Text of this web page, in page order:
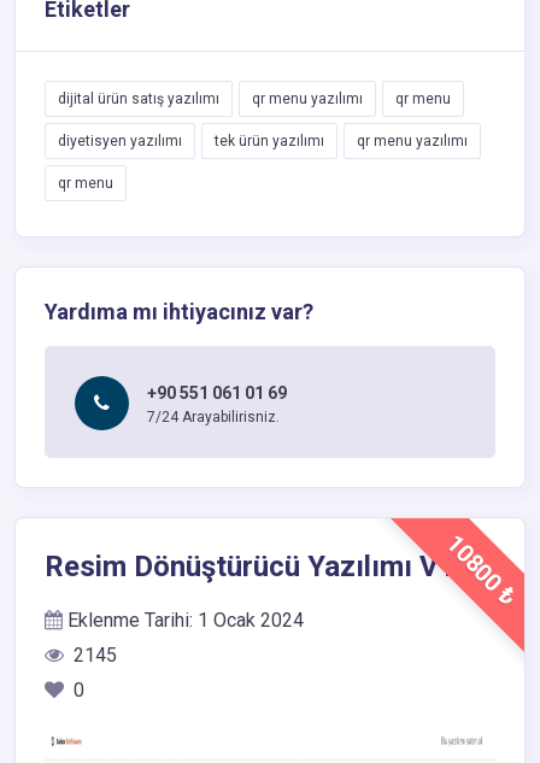
Etiketler
dijital ürün satış yazılımı qr menu yazılımı qr menu
diyetisyen yazılımı tek ürün yazılımı qr menu yazılımı
qr menu
Yardıma mı ihtiyacınız var?
+90 551 061 01 69
7/24 Arayabilirisniz.
10800 ₺
Resim Dönüştürücü Yazılımı V1
Eklenme Tarihi: 1 Ocak 2024
2145
0